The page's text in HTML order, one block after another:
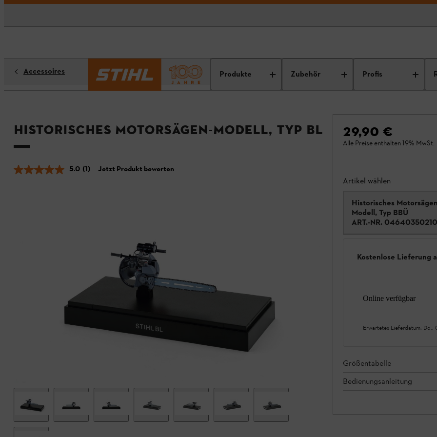
Produkte Zubehör Profis
Accessoires
Historisches Motorsägen-Modell, Typ BL
5.0 (1) Jetzt Produkt bewerten
29,90 €
Alle Preise enthalten 19% MwSt.
Artikel wählen
Historisches
Modell, Typ BBÜ
ART.-NR. 04640350210
Kostenlose Lieferung
Online verfügbar
Erwartetes Lieferdatum: Do.,
Größentabelle
Bedienungsanleitung